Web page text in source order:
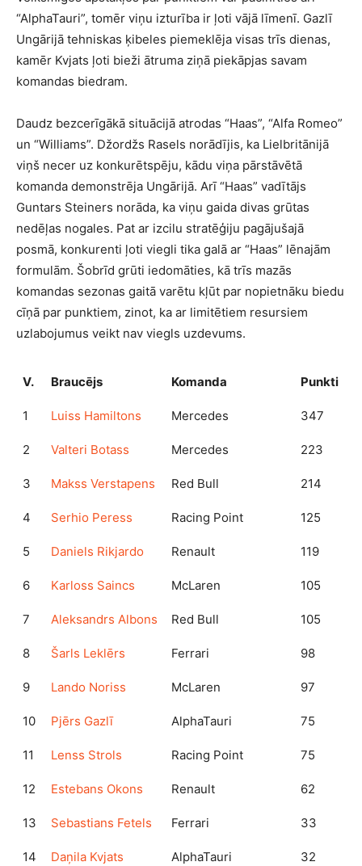
“AlphaTauri”, tomēr viņu izturība ir ļoti vājā līmenī. Gazlī
Ungārijā tehniskas ķibeles piemeklēja visas trīs dienas,
kamēr Kvjats ļoti bieži ātruma ziņā piekāpjas savam
komandas biedram.
Daudz bezcerīgākā situācijā atrodas “Haas”, “Alfa Romeo”
un “Williams”. Džordžs Rasels norādījis, ka Lielbritānijā
viņš necer uz konkurētspēju, kādu viņa pārstāvētā
komanda demonstrēja Ungārijā. Arī “Haas” vadītājs
Guntars Steiners norāda, ka viņu gaida divas grūtas
nedēļas nogales. Pat ar izcilu stratēģiju pagājušajā
posmā, konkurenti ļoti viegli tika galā ar “Haas” lēnajām
formulām. Šobrīd grūti iedomāties, kā trīs mazās
komandas sezonas gaitā varētu kļūt par nopietnāku biedu
cīņā par punktiem, zinot, ka ar limitētiem resursiem
uzlabojumus veikt nav viegls uzdevums.
V. Braucējs Komanda Punkti
1 Luiss Hamiltons Mercedes 347
2 Valteri Botass Mercedes 223
3 Makss Verstapens Red Bull 214
4 Serhio Peress Racing Point 125
5 Daniels Rikjardo Renault 119
6 Karloss Saincs McLaren 105
7 Aleksandrs Albons Red Bull 105
8 Šarls Leklērs Ferrari 98
9 Lando Noriss McLaren 97
10 Pjērs Gazlī AlphaTauri 75
11 Lenss Strols Racing Point 75
12 Estebans Okons Renault 62
13 Sebastians Fetels Ferrari 33
14 Daņila Kvjats AlphaTauri 32